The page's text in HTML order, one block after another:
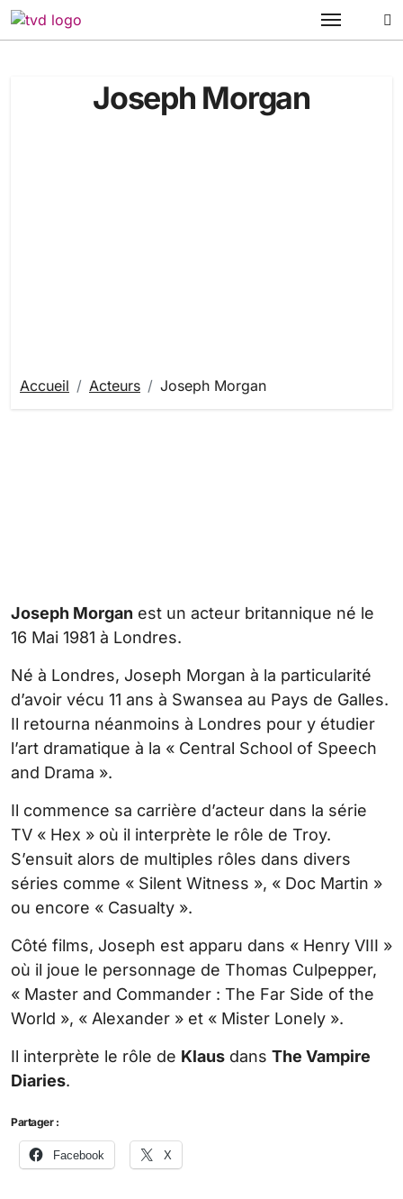
Passer
au
Joseph Morgan
Accueil Acteurs Joseph Morgan
Joseph Morgan est un acteur britannique né le
16 Mai 1981 à Londres.
Né à Londres, Joseph Morgan à la particularité
d’avoir vécu 11 ans à Swansea au Pays de Galles.
Il retourna néanmoins à Londres pour y étudier
l’art dramatique à la « Central School of Speech
and Drama ».
Il commence sa carrière d’acteur dans la série
TV « Hex » où il interprète le rôle de Troy.
S’ensuit alors de multiples rôles dans divers
séries comme « Silent Witness », « Doc Martin »
ou encore « Casualty ».
Côté films, Joseph est apparu dans « Henry VIII »
où il joue le personnage de Thomas Culpepper,
« Master and Commander : The Far Side of the
World », « Alexander » et « Mister Lonely ».
Il interprète le rôle de Klaus dans The Vampire
Diaries.
Partager :
Facebook X